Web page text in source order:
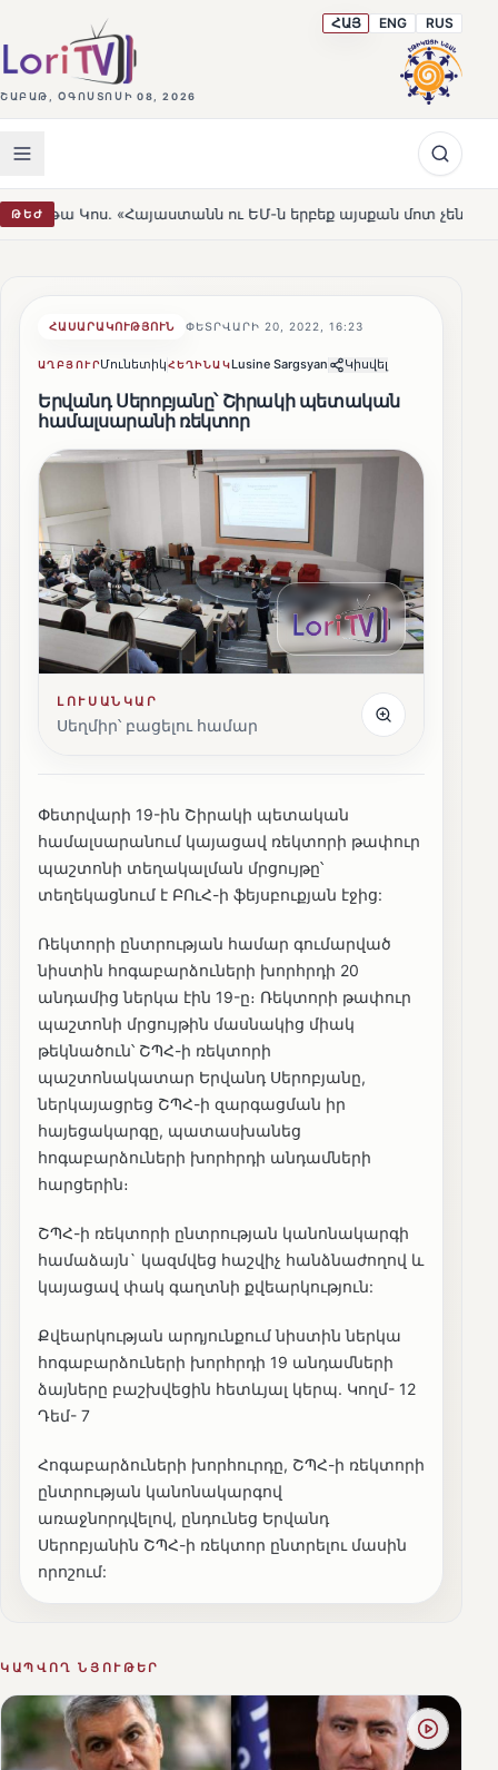
ՇԱԲԱԹ, ՕԳՈՍՏՈՍԻ 08, 2026
ՀԱՅ ENG RUS
ԹԵԺ ու ԵՄ-ն երբեք այսքան մոտ չեն եղել» HOT
ՀԱՍԱՐԱԿՈՒԹՅՈՒՆ ՓԵՏՐՎԱՐԻ 20, 2022, 16:23
ԱՂԲՅՈՒՐՄունետիկՀԵՂԻՆԱԿLusine Sargsyan Կիսվել
Երվանդ Սերոբյանը՝ Շիրակի պետական
համալսարանի ռեկտոր
ԼՈՒՍԱՆԿԱՐ
Սեղմիր՝ բացելու համար
Փետրվարի 19-ին Շիրակի պետական
համալսարանում կայացավ ռեկտորի թափուր
պաշտոնի տեղակալման մրցույթը՝
տեղեկացնում է ԲՈւՀ-ի ֆեյսբուքյան էջից:
Ռեկտորի ընտրության համար գումարված
նիստին հոգաբարձուների խորհրդի 20
անդամից ներկա էին 19-ը։ Ռեկտորի թափուր
պաշտոնի մրցույթին մասնակից միակ
թեկնածուն՝ ՇՊՀ-ի ռեկտորի
պաշտոնակատար Երվանդ Սերոբյանը,
ներկայացրեց ՇՊՀ-ի զարգացման իր
հայեցակարգը, պատասխանեց
հոգաբարձուների խորհրդի անդամների
հարցերին։
ՇՊՀ-ի ռեկտորի ընտրության կանոնակարգի
համաձայն` կազմվեց հաշվիչ հանձնաժողով և
կայացավ փակ գաղտնի քվեարկություն:
Քվեարկության արդյունքում նիստին ներկա
հոգաբարձուների խորհրդի 19 անդամների
ձայները բաշխվեցին հետևյալ կերպ. Կողմ- 12
Դեմ- 7
Հոգաբարձուների խորհուրդը, ՇՊՀ-ի ռեկտորի
ընտրության կանոնակարգով
առաջնորդվելով, ընդունեց Երվանդ
Սերոբյանին ՇՊՀ-ի ռեկտոր ընտրելու մասին
որոշում:
ԿԱՊՎՈՂ ՆՅՈՒԹԵՐ